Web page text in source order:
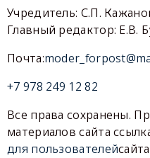
Учредитель: С.П.
Главный редактор: Е.В.
Почта:
+7 978 249 12 82
Все права сохранены.
материалов сайта
для пользователейсайта